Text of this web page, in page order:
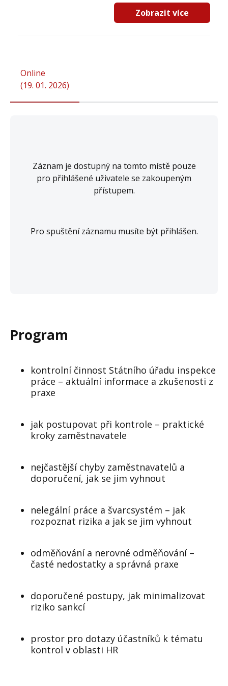
Zobrazit více
Online
(19. 01. 2026)
Záznam je dostupný na tomto místě pouze
pro přihlášené uživatele se zakoupeným
přístupem.
Pro spuštění záznamu musíte být přihlášen.
Program
kontrolní činnost Státního úřadu inspekce
práce – aktuální informace a zkušenosti z
praxe
jak postupovat při kontrole – praktické
kroky zaměstnavatele
nejčastější chyby zaměstnavatelů a
doporučení, jak se jim vyhnout
nelegální práce a švarcsystém – jak
rozpoznat rizika a jak se jim vyhnout
odměňování a nerovné odměňování –
časté nedostatky a správná praxe
doporučené postupy, jak minimalizovat
riziko sankcí
prostor pro dotazy účastníků k tématu
kontrol v oblasti HR